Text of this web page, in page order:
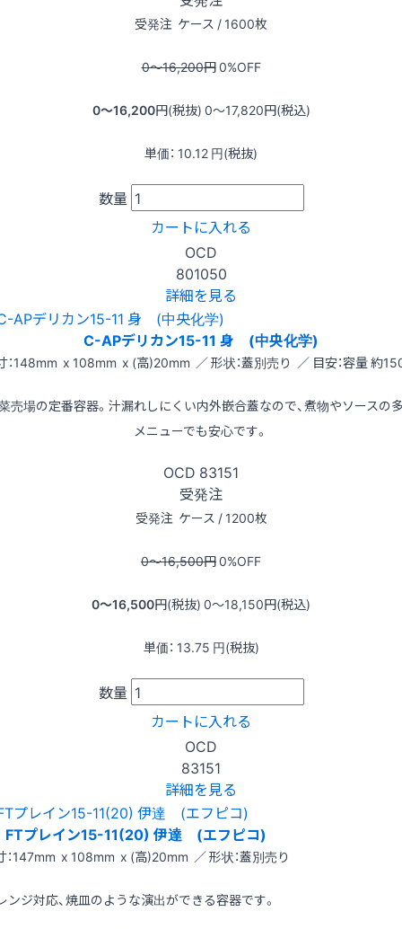
受発注 ケース / 1600枚
0〜16,200円0%OFF
0〜16,200円(税抜) 0〜17,820円(税込)
単価： 10.12 円(税抜)
数量
カートに入れる
OCD
801050
詳細を見る
C-APデリカン15-11 身 (中央化学)
：148mm x 108mm x (高)20mm ／ 形状：蓋別売り ／ 目安：容量 約
売場の定番容器。汁漏れしにくい内外嵌合蓋なので、煮物やソースの
メニューでも安心です。
OCD 83151
受発注
受発注 ケース / 1200枚
0〜16,500円0%OFF
0〜16,500円(税抜) 0〜18,150円(税込)
単価： 13.75 円(税抜)
数量
カートに入れる
OCD
83151
詳細を見る
FTプレイン15-11(20) 伊達 (エフピコ)
：147mm x 108mm x (高)20mm ／ 形状：蓋別売り
ンジ対応、焼皿のような演出ができる容器です。